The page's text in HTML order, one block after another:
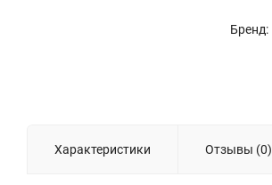
Бренд:
Характеристики Отзывы (0)